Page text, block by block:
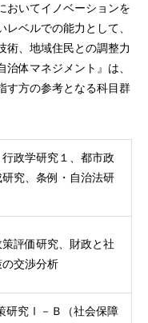
おいてイノベーションを
ベルでの能力として、
術、地域住民との調整力
体マネジメント』は、
す方の参考となる科目群
政学研究１、都市政
究、条例・自治法研
評価研究、財政と社
交渉分析
研究Ⅰ－Ｂ（社会保障